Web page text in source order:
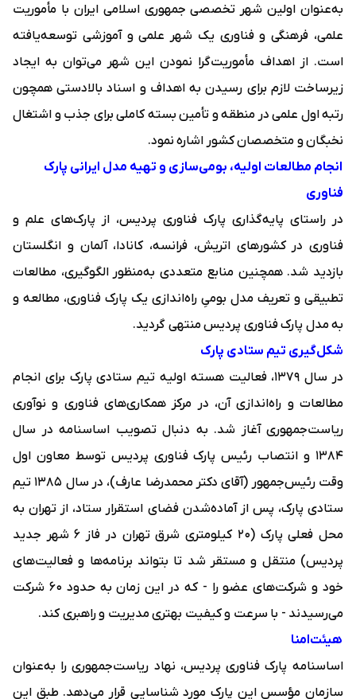
به‌عنوان اولین شهر تخصصی جمهوری اسلامی ایران با مأموریت
علمی، فرهنگی و فناوری یک شهر علمی و آموزشی توسعه‌یافته
است. از اهداف مأموریت‌گرا نمودن این شهر می‌توان به ایجاد
زیرساخت لازم برای رسیدن به اهداف و اسناد بالادستی همچون
رتبه اول علمی در منطقه و تأمین بسته کاملی برای جذب و اشتغال
نخبگان و متخصصان کشور اشاره نمود.
انجام مطالعات اولیه، بومی‌سازی و تهیه مدل ایرانی پارک
فناوری
در راستای پایه‌گذاری پارک فناوری پردیس، از پارک‌های علم و
فناوری در کشورهای اتریش، فرانسه، کانادا، آلمان و انگلستان
بازدید شد. همچنین منابع متعددی به‌منظور الگوگیری، مطالعات
تطبیقی و تعریف مدل بومیِ راه‌اندازی یک پارک فناوری، مطالعه و
به مدل پارک فناوری پردیس منتهی گردید.
شکل‌گیری تیم ستادی پارک
در سال ۱۳۷۹، فعالیت هسته اولیه تیم ستادی پارک برای انجام
مطالعات و راه‌اندازی آن، در مرکز همکاری‌های فناوری و نوآوری
ریاست‌جمهوری آغاز شد. به دنبال تصویب اساسنامه در سال
۱۳۸۴ و انتصاب رئیس پارک فناوری پردیس توسط معاون اول
وقت رئیس‌جمهور (آقای دکتر محمدرضا عارف)، در سال ۱۳۸۵ تیم
ستادی پارک، پس از آماده‌شدن فضای استقرار ستاد، از تهران به
محل فعلی پارک (۲۰ کیلومتری شرق تهران در فاز ۶ شهر جدید
پردیس) منتقل و مستقر شد تا بتواند برنامه‌ها و فعالیت‌های
خود و شرکت‌های عضو را - که در این زمان به حدود ۶۰ شرکت
می‌رسیدند - با سرعت و کیفیت بهتری مدیریت و راهبری کند.
هیئت‌امنا
اساسنامه پارک فناوری پردیس، نهاد ریاست‌جمهوری را به‌عنوان
سازمان مؤسس این پارک مورد شناسایی قرار می‌دهد. طبق این